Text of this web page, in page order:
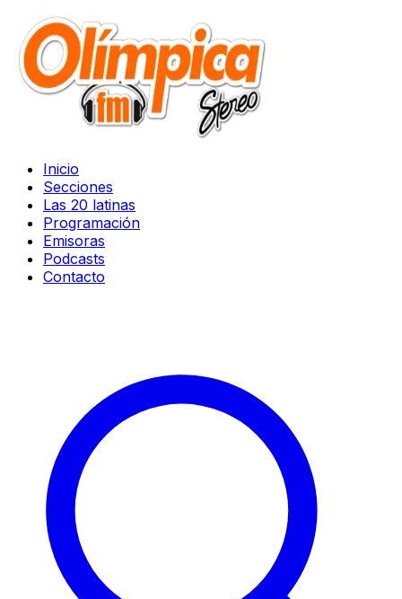
Inicio
Secciones
Las 20 latinas
Programación
Emisoras
Podcasts
Contacto